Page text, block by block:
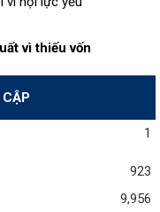
vì thiếu vốn
CẬP
1
923
9,956